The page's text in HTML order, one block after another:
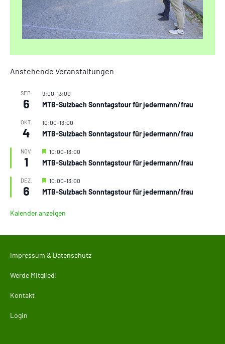
Anstehende Veranstaltungen
SEP.
6
9:00-13:00
MTB-Sulzbach Sonntagstour für jedermann/frau
OKT.
4
10:00-13:00
MTB-Sulzbach Sonntagstour für jedermann/frau
NOV.
1
Hervorgehoben
10:00-13:00
MTB-Sulzbach Sonntagstour für jedermann/frau
DEZ.
6
Hervorgehoben
10:00-13:00
MTB-Sulzbach Sonntagstour für jedermann/frau
Kalender anzeigen
Impressum & Datenschutz
Werde Mitglied!
Kontakt
Login